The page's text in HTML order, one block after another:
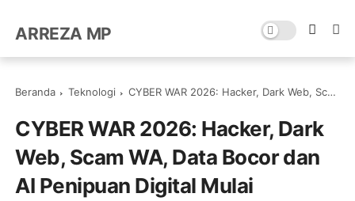
ARREZA MP
Beranda Teknologi CYBER WAR 2026: Hacker, Dark Web, Scam WA, Data Bocor dan AI Penipuan Digital Mulai Mengancam Pengguna HP, UMKM hingga Kehidupan Digital Masyarakat Indonesia
CYBER WAR 2026: Hacker, Dark
Web, Scam WA, Data Bocor dan
AI Penipuan Digital Mulai